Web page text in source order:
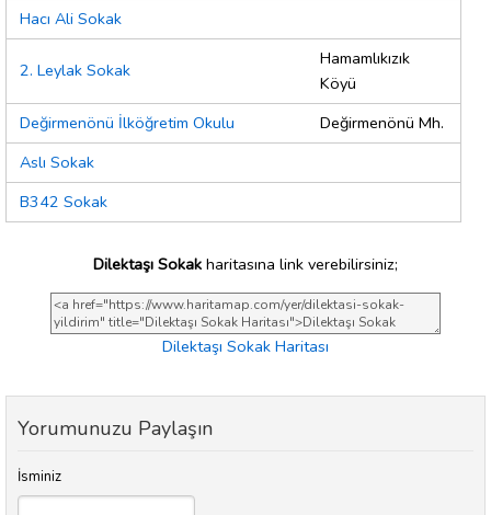
Hacı Ali Sokak
2. Leylak Sokak
Hamamlıkızık
Köyü
Değirmenönü İlköğretim Okulu
Değirmenönü Mh.
Aslı Sokak
B342 Sokak
Dilektaşı Sokak haritasına link verebilirsiniz;
Dilektaşı Sokak Haritası
Yorumunuzu Paylaşın
İsminiz